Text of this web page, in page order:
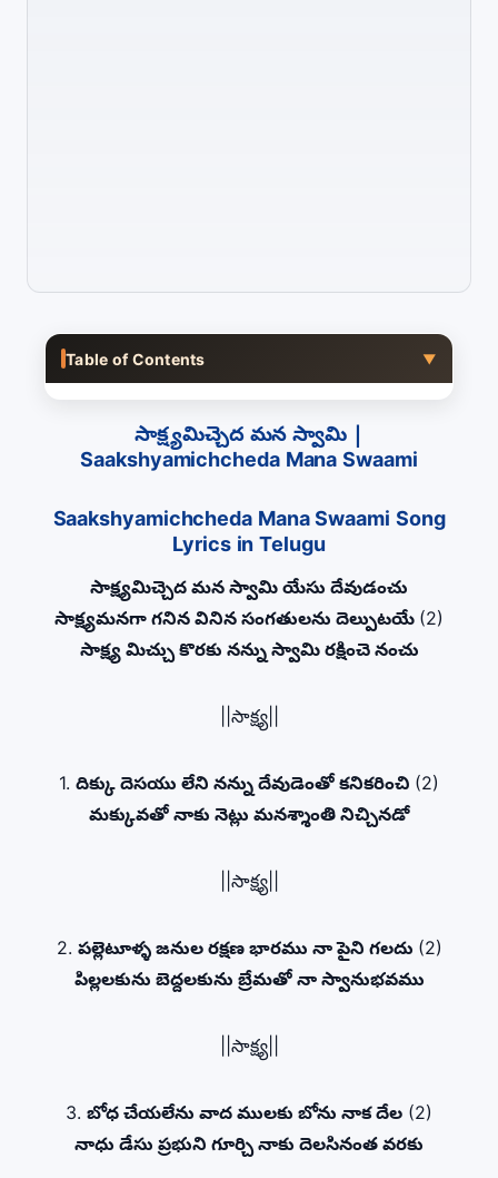
Table of Contents ▼
సాక్ష్యమిచ్చెద మన స్వామి |
Saakshyamichcheda Mana Swaami
Saakshyamichcheda Mana Swaami Song
Lyrics in Telugu
సాక్ష్యమిచ్చెద మన స్వామి యేసు దేవుడంచు
సాక్ష్యమనగా గనిన వినిన సంగతులను దెల్పుటయే (2)
సాక్ష్య మిచ్చు కొరకు నన్ను స్వామి రక్షించె నంచు
||సాక్ష్య||
1. దిక్కు దెసయు లేని నన్ను దేవుడెంతో కనికరించి (2)
మక్కువతో నాకు నెట్లు మనశ్శాంతి నిచ్చినడో
||సాక్ష్య||
2. పల్లెటూళ్ళ జనుల రక్షణ భారము నా పైని గలదు (2)
పిల్లలకును బెద్దలకును బ్రేమతో నా స్వానుభవము
||సాక్ష్య||
3. బోధ చేయలేను వాద ములకు బోను నాక దేల (2)
నాధు డేసు ప్రభుని గూర్చి నాకు దెలసినంత వరకు